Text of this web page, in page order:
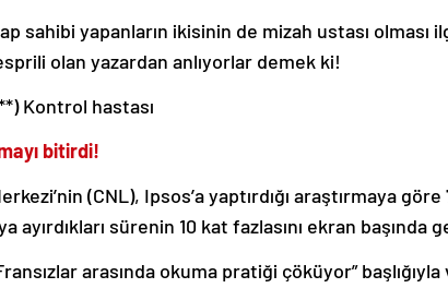
sahibi yapanların ikisinin de mizah ustası olması
olan yazardan anlıyorlar demek ki!
Kontrol hastası
bitirdi!
(CNL), Ipsos’a yaptırdığı araştırmaya göre
ayırdıkları sürenin 10 kat fazlasını ekran başında
arasında okuma pratiği çöküyor”